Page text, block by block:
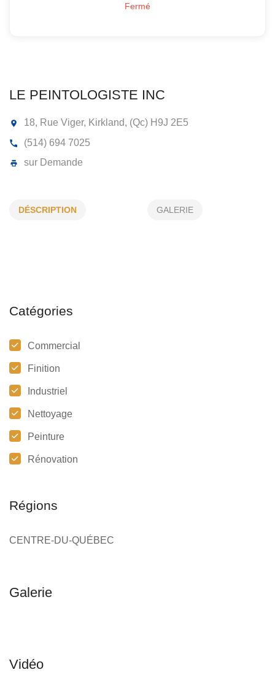
18, Rue Viger, Kirkland, (Qc)H9J 2E5
DÉSCRIPTION GALERIE
Catégories
Commercial
Finition
Industriel
Nettoyage
Peinture
Rénovation
Régions
CENTRE-DU-QUÉBEC
Fermé